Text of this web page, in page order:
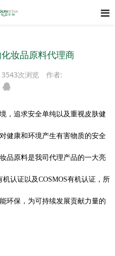
妆品原料代理商
3543次浏览 作者:
，追求安全单纯以及重视皮肤健
健康和环境产生有害物质的安全
品原料是我司代理产品的一大亮
认证以及COSMOS有机认证，所
环保，为可持续发展贡献力量的